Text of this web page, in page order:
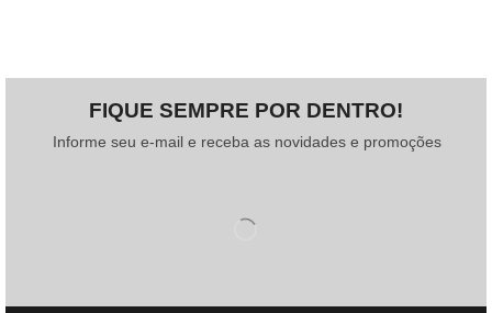
FIQUE SEMPRE POR DENTRO!
Informe seu e-mail e receba as novidades e promoções